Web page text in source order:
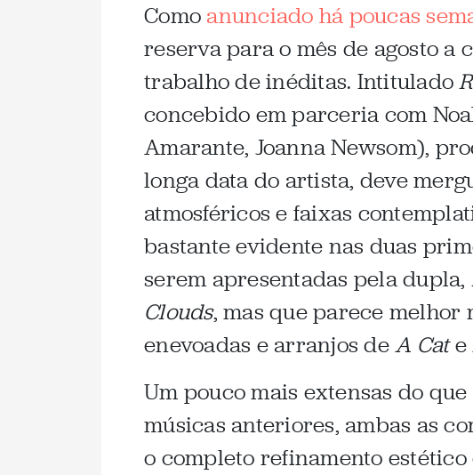
Como anunciado há poucas
reserva para o mês de agosto a
trabalho de inéditas. Intitulado
concebido em parceria com
Amarante, Joanna Newsom),
longa data do artista, deve
atmosféricos e faixas
bastante evidente nas duas
serem apresentadas pela dupla,
Clouds, mas que parece melhor
enevoadas e arranjos deA Cate
Um pouco mais extensas do
músicas anteriores, ambas as
o completo refinamento